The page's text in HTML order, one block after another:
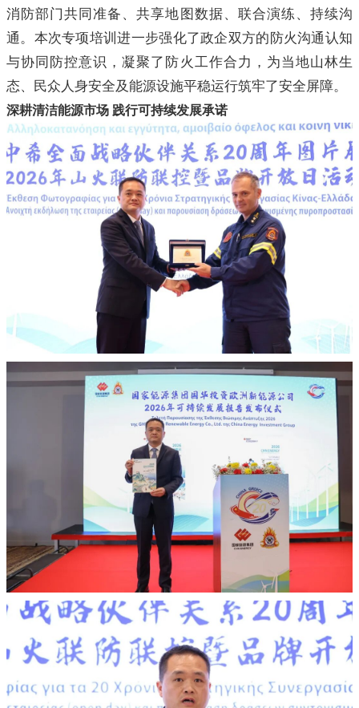
消防部门共同准备、共享地图数据、联合演练、持续沟
通。本次专项培训进一步强化了政企双方的防火沟通认知
与协同防控意识，凝聚了防火工作合力，为当地山林生
态、民众人身安全及能源设施平稳运行筑牢了安全屏障。
深耕清洁能源市场 践行可持续发展承诺